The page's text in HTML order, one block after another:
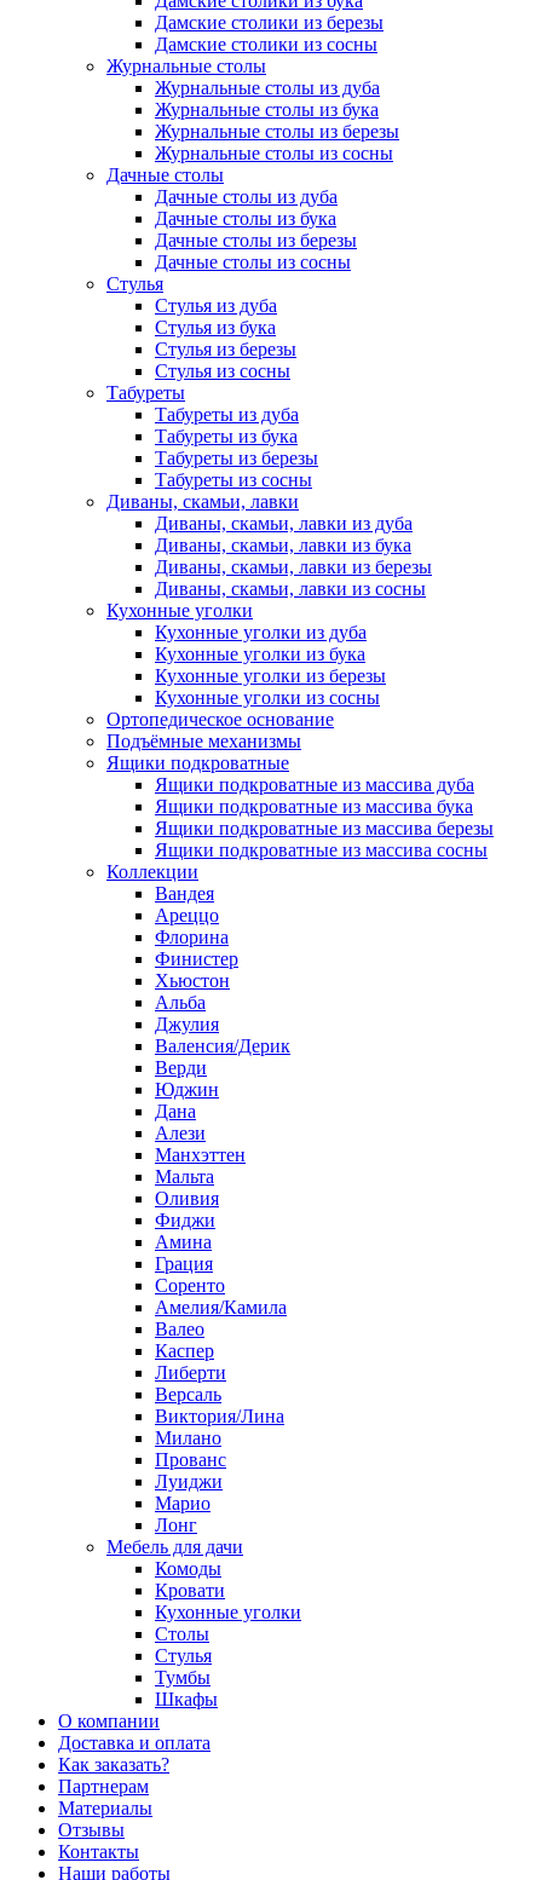
Дамские столики из березы
Дамские столики из сосны
Журнальные столы
Журнальные столы из дуба
Журнальные столы из бука
Журнальные столы из березы
Журнальные столы из сосны
Дачные столы
Дачные столы из дуба
Дачные столы из бука
Дачные столы из березы
Дачные столы из сосны
Стулья
Стулья из дуба
Стулья из бука
Стулья из березы
Стулья из сосны
Табуреты
Табуреты из дуба
Табуреты из бука
Табуреты из березы
Табуреты из сосны
Диваны, скамьи, лавки
Диваны, скамьи, лавки из дуба
Диваны, скамьи, лавки из бука
Диваны, скамьи, лавки из березы
Диваны, скамьи, лавки из сосны
Кухонные уголки
Кухонные уголки из дуба
Кухонные уголки из бука
Кухонные уголки из березы
Кухонные уголки из сосны
Ортопедическое основание
Подъёмные механизмы
Ящики подкроватные
Ящики подкроватные из массива дуба
Ящики подкроватные из массива бука
Ящики подкроватные из массива березы
Ящики подкроватные из массива сосны
Коллекции
Вандея
Ареццо
Флорина
Финистер
Хьюстон
Альба
Джулия
Валенсия/Дерик
Верди
Юджин
Дана
Алези
Манхэттен
Мальта
Оливия
Фиджи
Амина
Грация
Соренто
Амелия/Камила
Валео
Каспер
Либерти
Версаль
Виктория/Лина
Милано
Прованс
Луиджи
Марио
Лонг
Мебель для дачи
Комоды
Кровати
Кухонные уголки
Столы
Стулья
Тумбы
Шкафы
О компании
Доставка и оплата
Как заказать?
Партнерам
Материалы
Отзывы
Контакты
Наши работы